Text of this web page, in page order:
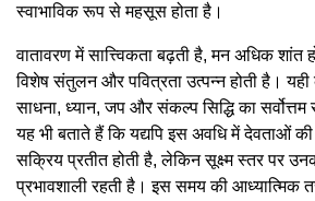
स्वाभाविक रूप से महसूस होता है।
वातावरण में सात्त्विकता बढ़ती है, मन अधिक
विशेष संतुलन और पवित्रता उत्पन्न होती है। यही
साधना, ध्यान, जप और संकल्प सिद्धि का
यह भी बताते हैं कि यद्यपि इस अवधि में देवताओं
सक्रिय प्रतीत होती है, लेकिन सूक्ष्म स्तर पर
प्रभावशाली रहती है। इस समय की